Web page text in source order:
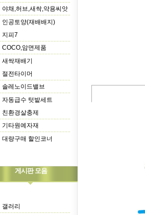
야채,허브,새싹,약용씨앗
인공토양(재배배지)
지피7
COCO,암면제품
새싹재배기
절전타이머
솔레노이드밸브
자동급수 텃밭세트
친환경살충제
기타원예자재
대량구매 할인코너
게시판 모음
갤러리